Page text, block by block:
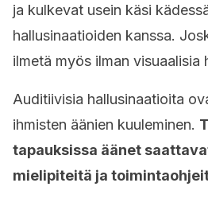
ja kulkevat usein käsi
hallusinaatioiden kanssa.
ilmetä myös ilman visuaalisia
Auditiivisia hallusinaatioita
ihmisten äänien kuuleminen.
tapauksissa äänet
mielipiteitä ja